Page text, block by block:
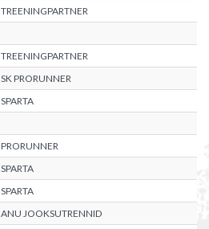
TREENINGPARTNER
TREENINGPARTNER
SK PRORUNNER
SPARTA
PRORUNNER
SPARTA
SPARTA
ANU JOOKSUTRENNID